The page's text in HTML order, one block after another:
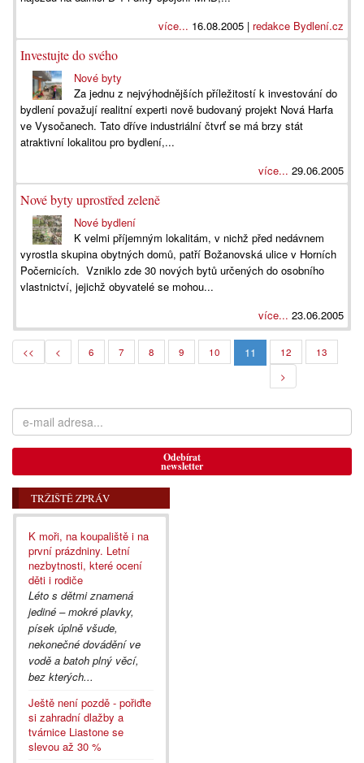
více... 16.08.2005 | redakce Bydlení.cz
Investujte do svého
Nové byty
Za jednu z nejvýhodnějších příležitostí k investování do
bydlení považují realitní experti nově budovaný projekt Nová Harfa
ve Vysočanech. Tato dříve industriální čtvrť se má brzy stát
atraktivní lokalitou pro bydlení,...
více... 29.06.2005
Nové byty uprostřed zeleně
Nové bydlení
K velmi příjemným lokalitám, v nichž před nedávnem
vyrostla skupina obytných domů, patří Božanovská ulice v Horních
Počernicích. Vzniklo zde 30 nových bytů určených do osobního
vlastnictví, jejichž obyvatelé se mohou...
více... 23.06.2005
<< < 6 7 8 9 10 11 12
13
>
Odebírat
newsletter
TRŽIŠTĚ ZPRÁV
K moři, na koupaliště i na
první prázdniny. Letní
nezbytnosti, které ocení
děti i rodiče
Léto s dětmi znamená
jediné – mokré plavky,
písek úplně všude,
nekonečné dovádění ve
vodě a batoh plný věcí,
bez kterých...
Ještě není pozdě - pořiďte
si zahradní dlažby a
tvárnice Liastone se
slevou až 30 %